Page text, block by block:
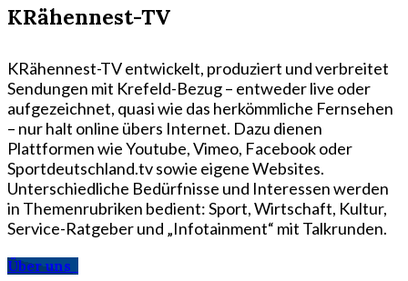
KRähennest-TV
KRähennest-TV entwickelt, produziert und verbreitet
Sendungen mit Krefeld-Bezug – entweder live oder
aufgezeichnet, quasi wie das herkömmliche Fernsehen
– nur halt online übers Internet. Dazu dienen
Plattformen wie Youtube, Vimeo, Facebook oder
Sportdeutschland.tv sowie eigene Websites.
Unterschiedliche Bedürfnisse und Interessen werden
in Themenrubriken bedient: Sport, Wirtschaft, Kultur,
Service-Ratgeber und „Infotainment“ mit Talkrunden.
Über uns